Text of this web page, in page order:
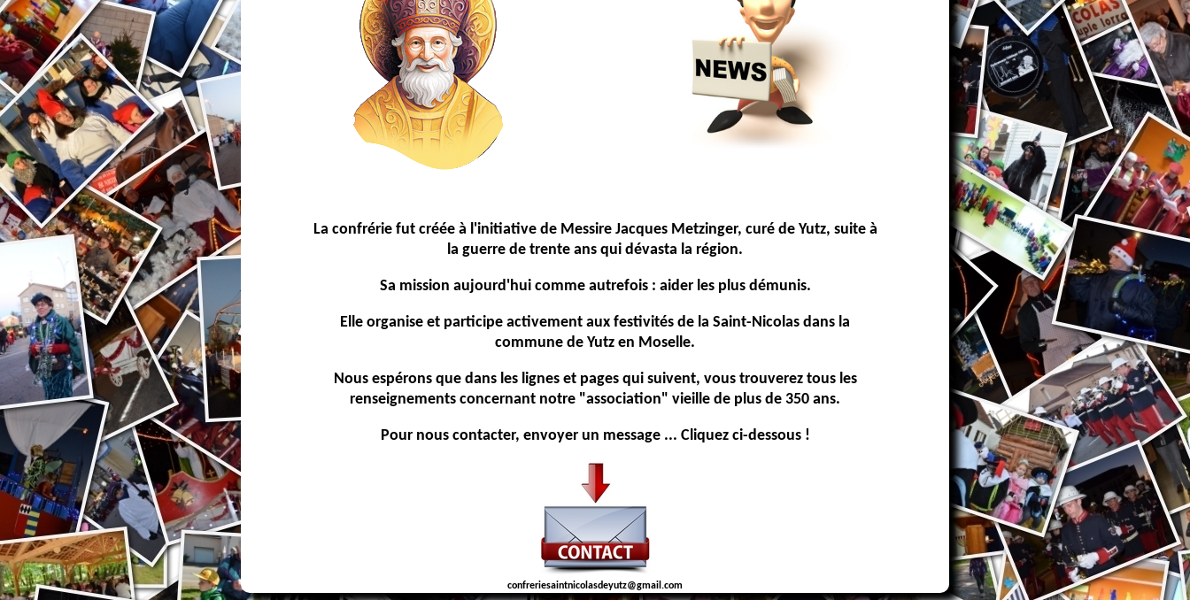
La confrérie fut créée à l'initiative de Messire Jacques Metzinger, curé de Yutz, suite à
la guerre de trente ans qui dévasta la région.
Sa mission aujourd'hui comme autrefois : aider les plus démunis.
Elle organise et participe activement aux festivités de la Saint-Nicolas dans la
commune de Yutz en Moselle.
Nous espérons que dans les lignes et pages qui suivent, vous trouverez tous les
renseignements concernant notre "association" vieille de plus de 350 ans.
Pour nous contacter, envoyer un message ... Cliquez ci-dessous !
confreriesaintnicolasdeyutz@gmail.com